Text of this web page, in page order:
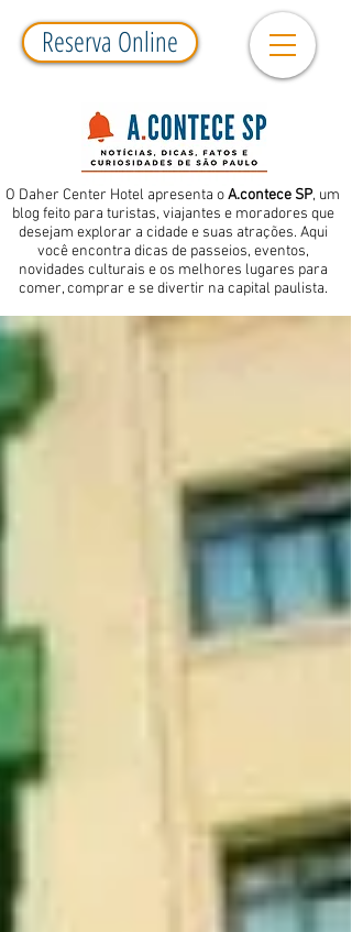
Reserva Online
O Daher Center Hotel apresenta oA.contece SP, um
blog feito para turistas, viajantes e moradores que
desejam explorar a cidade e suas atrações. Aqui
você encontra dicas de passeios, eventos,
novidades culturais e os melhores lugares para
comer, comprar e se divertir na capital paulista.